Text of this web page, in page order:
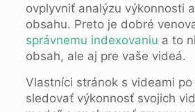
ovplyvniť analýzu výkonnosti
obsahu. Preto je dobré
správnemu indexovaniu a to
obsah, ale aj pre vaše videá.
Vlastníci stránok s videami
sledovať výkonnosť svojich